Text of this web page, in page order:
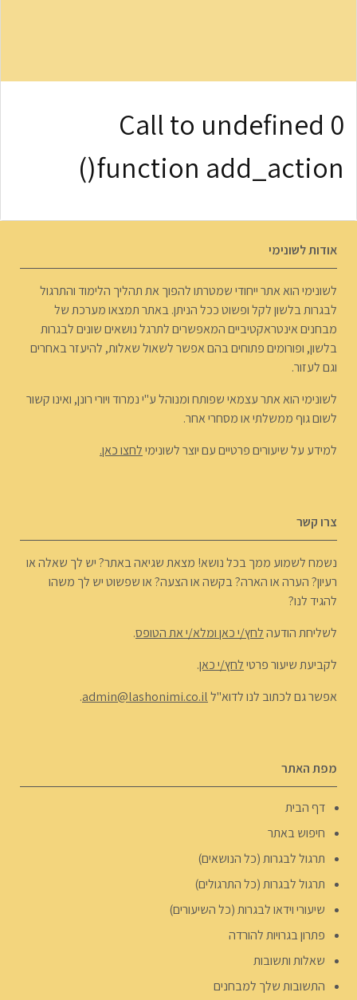
0 Call to undefined
function add_action()
אודות לשונימי
לשונימי הוא אתר ייחודי שמטרתו להפוך את תהליך הלימוד והתרגול
לבגרות בלשון לקל ופשוט ככל הניתן. באתר תמצאו מערכת של
מבחנים אינטראקטיביים המאפשרים לתרגל נושאים שונים לבגרות
בלשון, ופורומים פתוחים בהם אפשר לשאול שאלות, להיעזר באחרים
וגם לעזור.
לשונימי הוא אתר עצמאי שפותח ומנוהל ע"י נמרוד ויורי רונן, ואינו קשור
לשום גוף ממשלתי או מסחרי אחר.
למידע על שיעורים פרטיים עם יוצר לשונימילחצו כאן.
צרו קשר
נשמח לשמוע ממך בכל נושא! מצאת שגיאה באתר? יש לך שאלה או
רעיון? הערה או הארה? בקשה או הצעה? או שפשוט יש לך משהו
להגיד לנו?
לשליחת הודעהלחץ/י כאן ומלא/י את הטופס.
לקביעת שיעור פרטילחץ/י כאן.
אפשר גם לכתוב לנו לדוא"לadmin@lashonimi.co.il
.
מפת האתר
דף הבית
חיפוש באתר
תרגול לבגרות (כל הנושאים)
תרגול לבגרות (כל התרגולים)
שיעורי וידאו לבגרות (כל השיעורים)
פתרון בגרויות להורדה
שאלות ותשובות
התשובות שלך למבחנים